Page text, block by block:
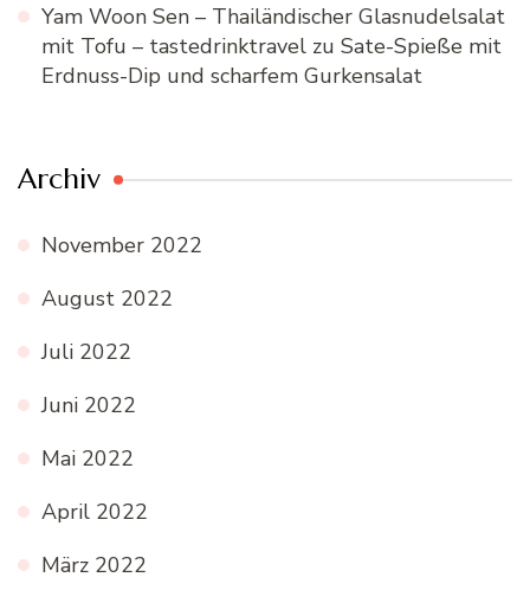
Yam Woon Sen – Thailändischer Glasnudelsalat
mit Tofu – tastedrinktravel zu Sate-Spieße mit
Erdnuss-Dip und scharfem Gurkensalat
Archiv
November 2022
August 2022
Juli 2022
Juni 2022
Mai 2022
April 2022
März 2022